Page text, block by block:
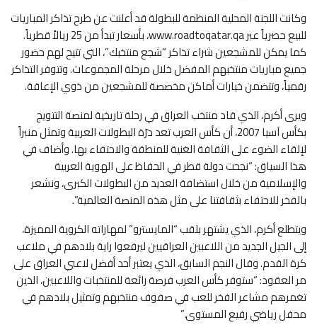
وكانت اللجنة المحلية المنظمة للبطولة قد أعلنت عن طرح تذاكر المباريات
للبيع حصرياً عبر www.roadtoqatar.qa، بأسعار تبدأ من 25 ريالاً قطرياً.
كما يمكن للمشجعين شراء تذاكر “شجع منتخبك”، التي تتيح لهم حضور
جميع مباريات منتخبهم المفضل خلال مرحلة المجموعات. وتتوفر التذاكر
رقمياً، وتتضمن خيارات أماكن مخصصة للمشجعين من ذوي الإعاقة.
ويرى أكرم، الذي قاد منتخب العراق في رحلة تاريخية لمنصة التتويج
بكأس آسيا 2007، أن كأس العرب تعد درّة البطولات العربية وتمثل منبراً
لإلقاء الضوء على الثقافة الغنية للمنطقة والاحتفاء بها. وأضاف في
هذا السياق: “نجحت دولة قطر في الحفاظ على الهوية العربية
والإسلامية من خلال استضافة العديد من البطولات الكبرى، ونشعر
بالفخر للاحتفاء بثقافتنا على مثل هذه المنصة العالمية”.
ويتطلع أكرم، الذي يشتهر بلقب “المايسترو” لمهاراته الكروية المميزة،
إلى الجيل الجديد من اللاعبين العراقيين ليرفعوا راية بلادهم في ملاعب
كرة القدم. وقال النجم السابق، الذي يعتبر أحد أفضل لاعبي العراق على
مر العقود: “ستوفر كأس العرب فرصة رائعة للمنتخبات واللاعبين، الذين
تغمرهم مشاعر الفخر للعب في صفوف منتخبهم وتمثيل بلادهم في
محفل رياضي رفيع المستوى.”